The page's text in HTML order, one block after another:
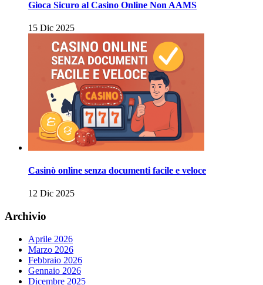
Gioca Sicuro al Casino Online Non AAMS
15 Dic 2025
Casinò online senza documenti facile e veloce
12 Dic 2025
Archivio
Aprile 2026
Marzo 2026
Febbraio 2026
Gennaio 2026
Dicembre 2025